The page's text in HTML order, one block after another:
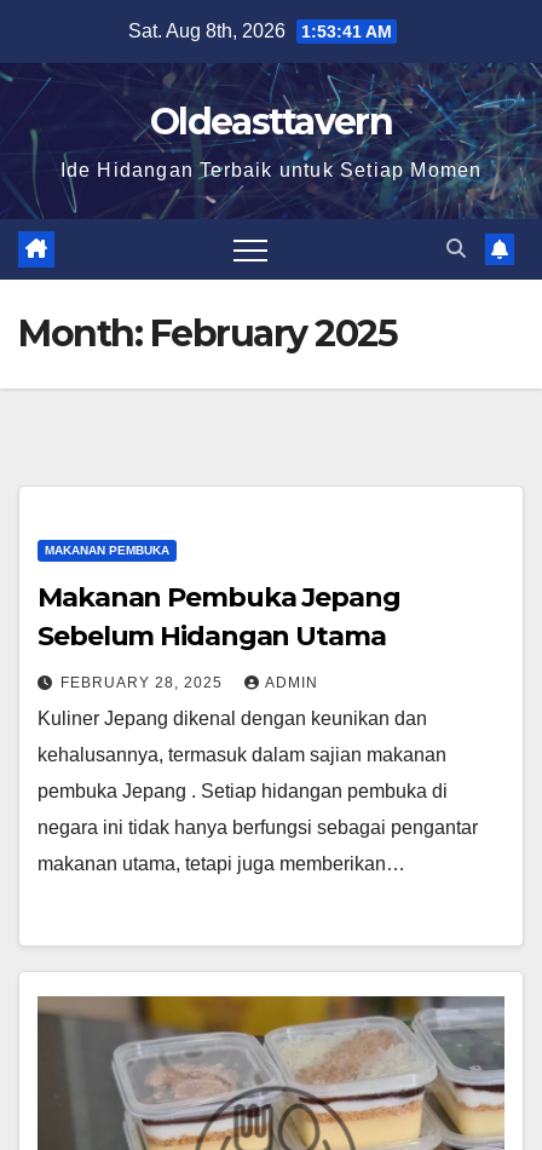
content
Sat. Aug 8th, 2026 1:53:42 AM
Oldeasttavern
Ide Hidangan Terbaik untuk Setiap Momen
Month: February 2025
MAKANAN PEMBUKA
Makanan Pembuka Jepang
Sebelum Hidangan Utama
FEBRUARY 28, 2025 ADMIN
Kuliner Jepang dikenal dengan keunikan dan
kehalusannya, termasuk dalam sajian makanan
pembuka Jepang . Setiap hidangan pembuka di
negara ini tidak hanya berfungsi sebagai pengantar
makanan utama, tetapi juga memberikan…